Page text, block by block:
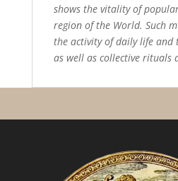
shows the vitality of
region of the World. Such
the activity of daily life and
as well as collective rituals